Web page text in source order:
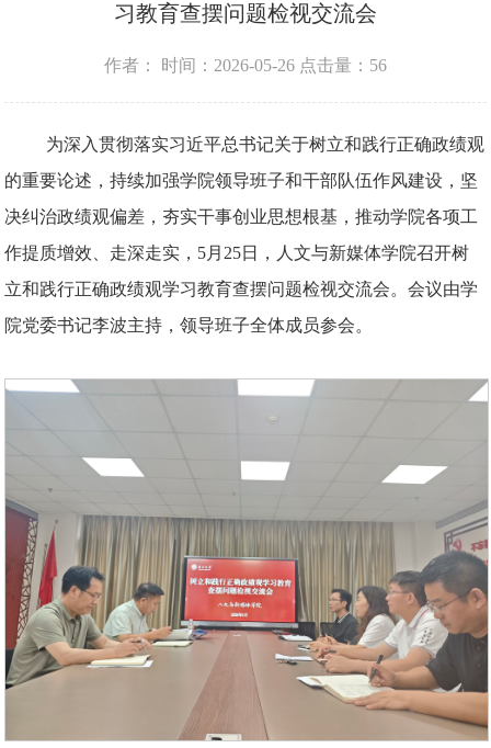
习教育查摆问题检视交流会
作者： 时间：2026-05-26 点击量： 56
为深入贯彻落实习近平总书记关于树立和践行正确政绩观
的重要论述，持续加强学院领导班子和干部队伍作风建设，坚
决纠治政绩观偏差，夯实干事创业思想根基，推动学院各项工
作提质增效、走深走实，5月25日，人文与新媒体学院召开树
立和践行正确政绩观学习教育查摆问题检视交流会。会议由学
院党委书记李波主持，领导班子全体成员参会。